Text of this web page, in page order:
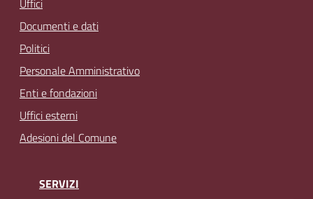
Documenti e dati
Politici
Personale Amministrativo
Enti e fondazioni
Uffici esterni
Adesioni del Comune
SERVIZI